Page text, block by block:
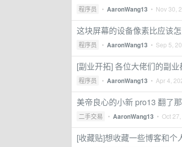
程序员 • AaronWang13 • Nov 30,
这块屏幕的设备像素比应该怎
程序员 • AaronWang13 • Sep 5,
[副业开拓] 各位大佬们的副业
程序员 • AaronWang13 • Apr 4,
美帝良心的小新 pro13 翻了
二手交易 • AaronWang13 • Oct
[收藏贴]想收藏一些博客和个